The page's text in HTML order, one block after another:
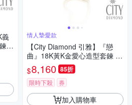
義
情人摯愛款
【City Diamond 引雅】『戀
曲』18K黃K金愛心造型套鍊 項
鍊(東京Yuki系列)
$8,160 85折
限時下殺 券
加入購物車